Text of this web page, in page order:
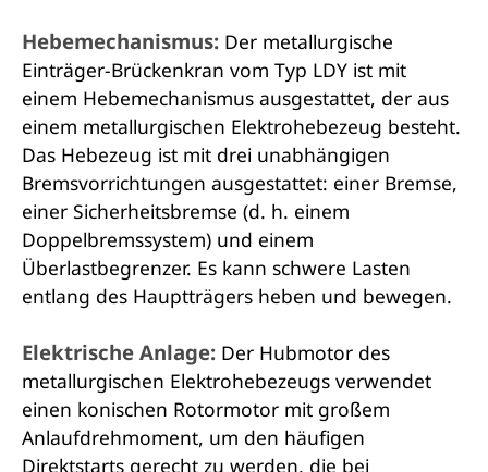
Hebemechanismus:Der metallurgische
Einträger-Brückenkran vom Typ LDY ist mit
einem Hebemechanismus ausgestattet, der aus
einem metallurgischen Elektrohebezeug besteht.
Das Hebezeug ist mit drei unabhängigen
Bremsvorrichtungen ausgestattet: einer Bremse,
einer Sicherheitsbremse (d. h. einem
Doppelbremssystem) und einem
Überlastbegrenzer. Es kann schwere Lasten
entlang des Hauptträgers heben und bewegen.
Elektrische Anlage:Der Hubmotor des
metallurgischen Elektrohebezeugs verwendet
einen konischen Rotormotor mit großem
Anlaufdrehmoment, um den häufigen
Direktstarts gerecht zu werden, die bei